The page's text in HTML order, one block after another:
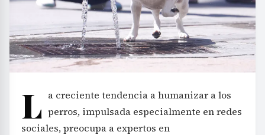
L a creciente tendencia a humanizar a los
perros, impulsada especialmente en redes
sociales, preocupa a expertos en